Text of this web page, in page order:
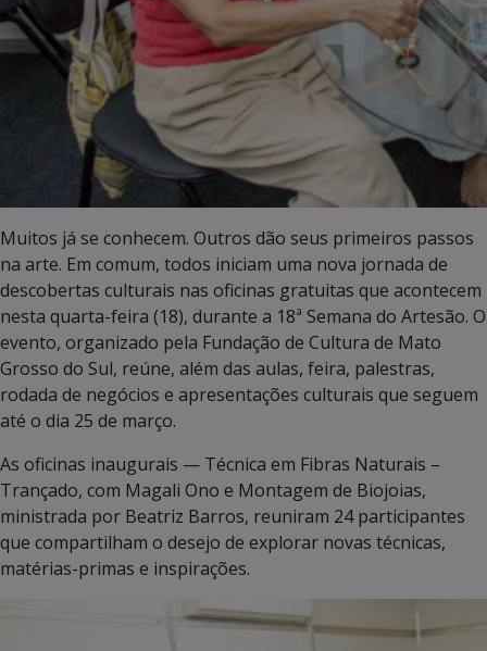
Muitos já se conhecem. Outros dão seus primeiros passos
na arte. Em comum, todos iniciam uma nova jornada de
descobertas culturais nas oficinas gratuitas que acontecem
nesta quarta-feira (18), durante a 18ª Semana do Artesão. O
evento, organizado pela Fundação de Cultura de Mato
Grosso do Sul, reúne, além das aulas, feira, palestras,
rodada de negócios e apresentações culturais que seguem
até o dia 25 de março.
As oficinas inaugurais — Técnica em Fibras Naturais –
Trançado, com Magali Ono e Montagem de Biojoias,
ministrada por Beatriz Barros, reuniram 24 participantes
que compartilham o desejo de explorar novas técnicas,
matérias-primas e inspirações.